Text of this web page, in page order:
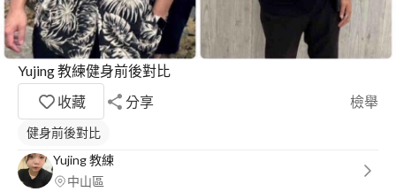
Yujing 教練健身前後對比
收藏
分享 檢舉
健身前後對比
Yujing 教練
中山區